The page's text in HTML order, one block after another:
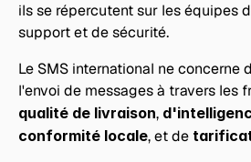
ils se répercutent sur les équipes
support et de sécurité.
Le SMS international ne concerne
qualité de livraison,
conformité locale, et de